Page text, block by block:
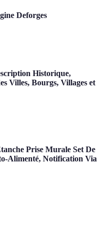
Deforges
Historique,
Villes, Bourgs, Villages et
Prise Murale Set De
Alimenté, Notification Via